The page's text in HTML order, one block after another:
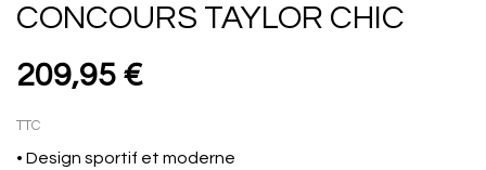
CONCOURS TAYLOR CHIC
209,95 €
TTC
• Design sportif et moderne